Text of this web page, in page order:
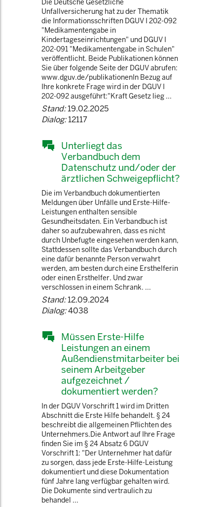
Die Deutsche Gesetzliche
Unfallversicherung hat zu der Thematik
die Informationsschriften DGUV I 202-092
"Medikamentengabe in
Kindertageseinrichtungen" und DGUV I
202-091 "Medikamentengabe in Schulen"
veröffentlicht. Beide Publikationen können
Sie über folgende Seite der DGUV abrufen:
www.dguv.de/publikationenIn Bezug auf
Ihre konkrete Frage wird in der DGUV I
202-092 ausgeführt:"Kraft Gesetz lieg ...
Stand:19.02.2025
Dialog:12117
Unterliegt das
Verbandbuch dem
Datenschutz und/oder der
ärztlichen Schweigepflicht?
Die im Verbandbuch dokumentierten
Meldungen über Unfälle und Erste-Hilfe-
Leistungen enthalten sensible
Gesundheitsdaten. Ein Verbandbuch ist
daher so aufzubewahren, dass es nicht
durch Unbefugte eingesehen werden kann,
Stattdessen sollte das Verbandbuch durch
eine dafür benannte Person verwahrt
werden, am besten durch eine Ersthelferin
oder einen Ersthelfer. Und zwar
verschlossen in einem Schrank. ...
Stand:12.09.2024
Dialog:4038
Müssen Erste-Hilfe
Leistungen an einem
Außendienstmitarbeiter bei
seinem Arbeitgeber
aufgezeichnet /
dokumentiert werden?
In der DGUV Vorschrift 1 wird im Dritten
Abschnitt die Erste Hilfe behandelt. § 24
beschreibt die allgemeinen Pflichten des
Unternehmers.Die Antwort auf Ihre Frage
finden Sie im § 24 Absatz 6 DGUV
Vorschrift 1: "Der Unternehmer hat dafür
zu sorgen, dass jede Erste-Hilfe-Leistung
dokumentiert und diese Dokumentation
fünf Jahre lang verfügbar gehalten wird.
Die Dokumente sind vertraulich zu
behandel ...